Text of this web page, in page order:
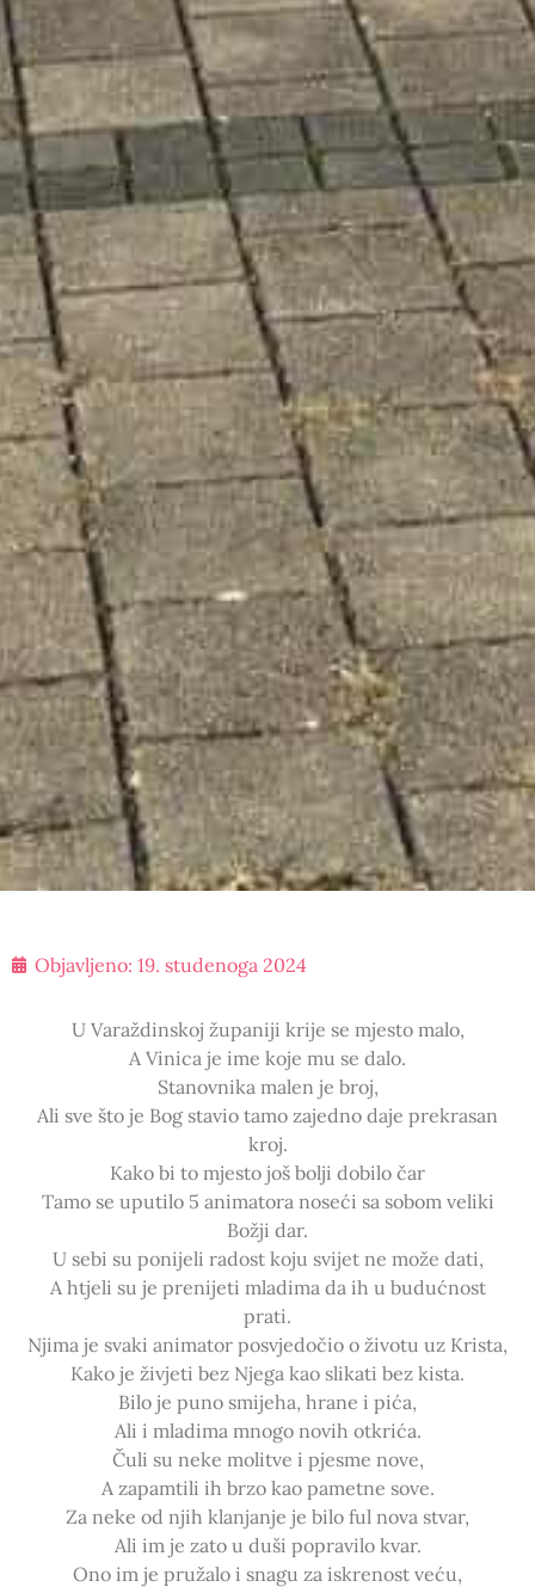
Objavljeno: 19. studenoga 2024
U Varaždinskoj županiji krije se mjesto malo,
A Vinica je ime koje mu se dalo.
Stanovnika malen je broj,
Ali sve što je Bog stavio tamo zajedno daje prekrasan
kroj.
Kako bi to mjesto još bolji dobilo čar
Tamo se uputilo 5 animatora noseći sa sobom veliki
Božji dar.
U sebi su ponijeli radost koju svijet ne može dati,
A htjeli su je prenijeti mladima da ih u budućnost
prati.
Njima je svaki animator posvjedočio o životu uz Krista,
Kako je živjeti bez Njega kao slikati bez kista.
Bilo je puno smijeha, hrane i pića,
Ali i mladima mnogo novih otkrića.
Čuli su neke molitve i pjesme nove,
A zapamtili ih brzo kao pametne sove.
Za neke od njih klanjanje je bilo ful nova stvar,
Ali im je zato u duši popravilo kvar.
Ono im je pružalo i snagu za iskrenost veću,